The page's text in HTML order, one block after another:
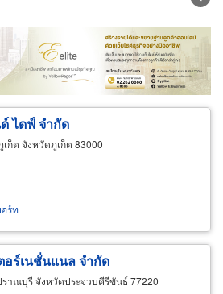
ก ผู้ผลิต
ตัวแทนจัดจำหน่าย
ธุรกิจบริการ
ไดฟ์ จำกัด
เก็ต จังหวัดภูเก็ต 83000
ร์ท
ร์เนชั่นแนล จำกัด
าณบุรี จังหวัดประจวบคีรีขันธ์ 77220